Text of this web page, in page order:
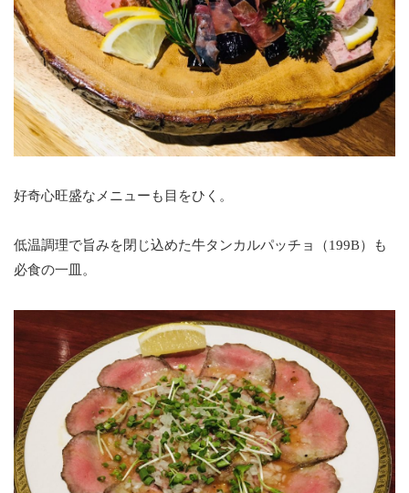
好奇心旺盛なメニューも目をひく。
低温調理で旨みを閉じ込めた牛タンカルパッチョ（199B）も
必食の一皿。